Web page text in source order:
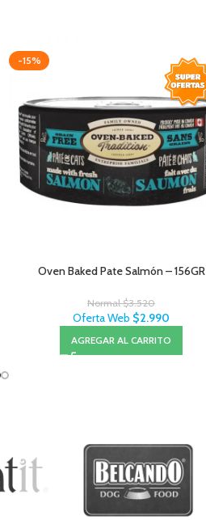
-15%
Oven Baked Pate Salmón – 156GR
Normal$3.520
Oferta Web $2.990
AGREGAR AL CARRITO